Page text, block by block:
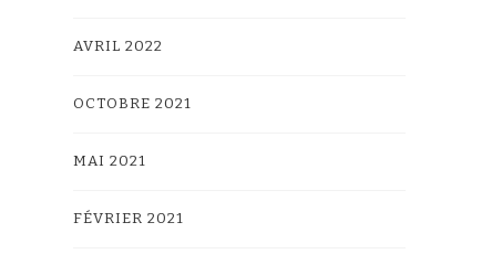
AVRIL 2022
OCTOBRE 2021
MAI 2021
FÉVRIER 2021